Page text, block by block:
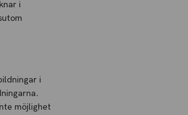
i
i
möjlighet